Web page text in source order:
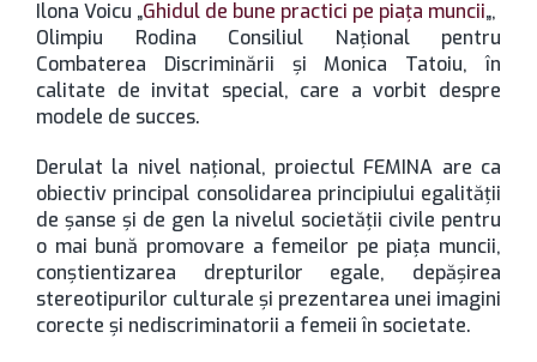
Ilona Voicu „Ghidul de bune practici pe piaţa muncii„,
Olimpiu Rodina Consiliul Naţional pentru
Combaterea Discriminării şi Monica Tatoiu, în
calitate de invitat special, care a vorbit despre
modele de succes.
Derulat la nivel naţional, proiectul FEMINA are ca
obiectiv principal consolidarea principiului egalităţii
de şanse şi de gen la nivelul societăţii civile pentru
o mai bună promovare a femeilor pe piaţa muncii,
conştientizarea drepturilor egale, depăşirea
stereotipurilor culturale şi prezentarea unei imagini
corecte şi nediscriminatorii a femeii în societate.